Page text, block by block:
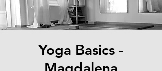
Yoga Basics -